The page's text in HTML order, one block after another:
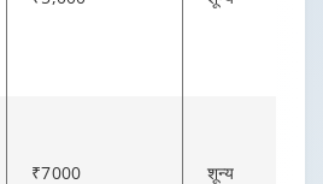
₹7000 शून्य